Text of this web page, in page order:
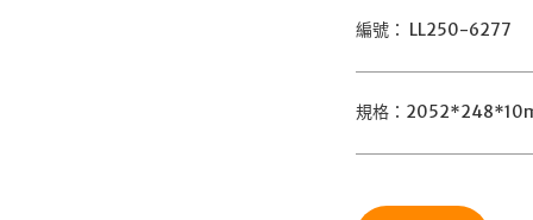
編號： LL250-6277
規格：